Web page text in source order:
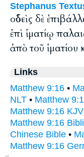
Stephanus
οὐδεὶς δὲ
ἐπὶ ἱματίῳ
ἀπὸ τοῦ ἱματίου
Links
Matthew 9:16 •
NLT • Matthew
Matthew 9:16 KJV
Matthew 9:16
Chinese Bible •
Matthew 9:16